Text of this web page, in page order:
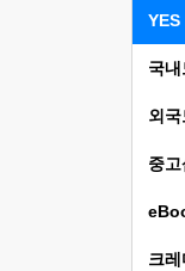
YES
국내
외국
중고
크레